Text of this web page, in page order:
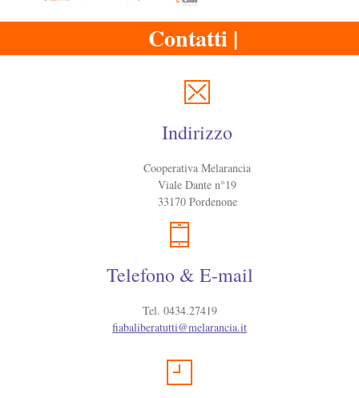
Contatti |
Indirizzo
Cooperativa Melarancia
Viale Dante n°19
33170 Pordenone
Telefono & E-mail
Tel. 0434.27419
fiabaliberatutti@melarancia.it